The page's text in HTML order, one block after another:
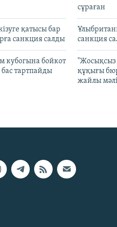
сұраған
қатысы бар
санкция салды
санкция
кубогына бойкот
тартпайды
"Жосықсыз
құқығы
жайлы